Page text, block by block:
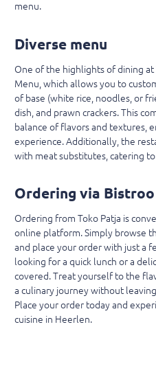
menu.
Diverse menu
One of the highlights of dining at
Menu, which allows you to
of base (white rice, noodles, or
dish, and prawn crackers. This
balance of flavors and textures,
experience. Additionally, the
with meat substitutes, catering
Ordering via Bistroo
Ordering from Toko Patja is
online platform. Simply browse
and place your order with just a
looking for a quick lunch or a
covered. Treat yourself to the
a culinary journey without
Place your order today and
cuisine in Heerlen.